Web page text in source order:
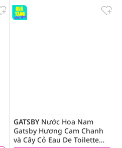
GATSBYNước Hoa Nam
Gatsby Hương Cam Chanh
và Cây Cỏ Eau De Toilette